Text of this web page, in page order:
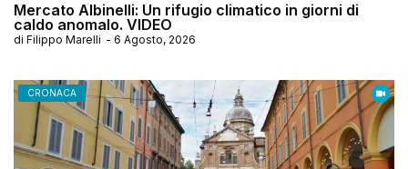
Mercato Albinelli: Un rifugio climatico in giorni di
caldo anomalo. VIDEO
di Filippo Marelli - 6 Agosto, 2026
CRONACA